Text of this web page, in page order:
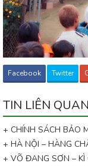
Facebook Twitter
TIN LIÊN QUAN
+ CHÍNH SÁCH BẢO
+ HÀ NỘI – HÀNG
+ VÕ ĐANG SƠN –